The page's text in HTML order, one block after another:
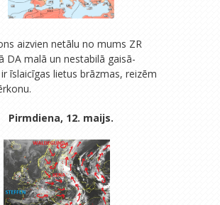
aizvien netālu no mums ZR
DA malā un nestabilā gaisā-
īslaicīgas lietus brāzmas, reizēm
Pirmdiena, 12. maijs.